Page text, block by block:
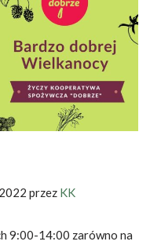
przez KK
9:00-14:00 zarówno na